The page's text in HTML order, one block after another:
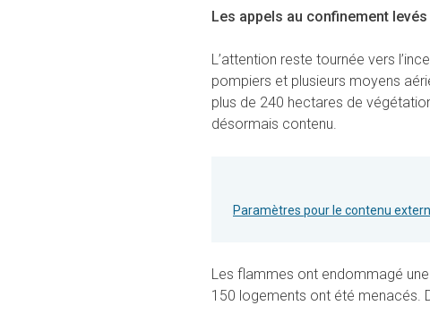
Les appels au confinement levés
L’attention reste tournée vers
pompiers et plusieurs moyens
plus de 240 hectares de
désormais contenu.
Paramètres pour le contenu
Les flammes ont endommagé
150 logements ont été menacés.